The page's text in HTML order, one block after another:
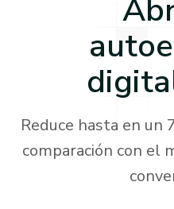
Reduce hasta en un
comparación con el